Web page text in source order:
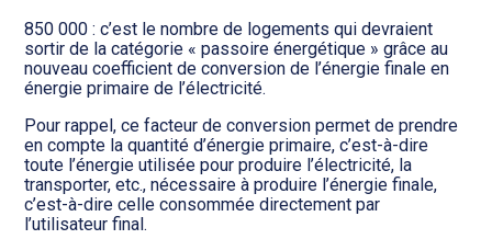
850 000 : c’est le nombre de logements qui devraient
sortir de la catégorie « passoire énergétique » grâce au
nouveau coefficient de conversion de l’énergie finale en
énergie primaire de l’électricité.
Pour rappel, ce facteur de conversion permet de prendre
en compte la quantité d’énergie primaire, c’est-à-dire
toute l’énergie utilisée pour produire l’électricité, la
transporter, etc., nécessaire à produire l’énergie finale,
c’est-à-dire celle consommée directement par
l’utilisateur final.